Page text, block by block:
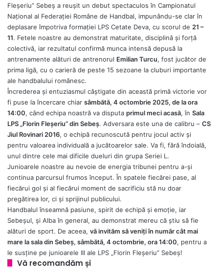
Fleșeriu” Sebeș a reușit un debut spectaculos în Campionatul
Național al Federației Române de Handbal, impunându-se clar în
deplasare împotriva formației LPS Cetate Deva, cu scorul de 21 –
11. Fetele noastre au demonstrat maturitate, disciplină și forță
colectivă, iar rezultatul confirmă munca intensă depusă la
antrenamente alături de antrenorul Emilian Turcu, fost jucător de
prima ligă, cu o carieră de peste 15 sezoane la cluburi importante
ale handbalului românesc.
Încrederea și entuziasmul câștigate din această primă victorie vor
fi puse la încercare chiar sâmbătă, 4 octombrie 2025, de la ora
14:00, când echipa noastră va disputa primul meci acasă, în Sala
LPS „Florin Fleșeriu” din Sebeș. Adversara este una de calibru – CS
Jiul Rovinari 2016, o echipă recunoscută pentru jocul activ și
pentru valoarea individuală a jucătoarelor sale. Va fi, fără îndoială,
unul dintre cele mai dificile dueluri din grupa Seriei L.
Junioarele noastre au nevoie de energia tribunei pentru a-și
continua parcursul frumos început. În spatele fiecărei pase, al
fiecărui gol și al fiecărui moment de sacrificiu stă nu doar
pregătirea lor, ci și sprijinul publicului.
Handbalul înseamnă pasiune, spirit de echipă și emoție, iar
Sebeșul, şi Alba în general, au demonstrat mereu că știu să fie
alături de sport. De aceea, văinvităm să veniți în număr cât mai
mare la sala din Sebeș, sâmbătă, 4 octombrie, ora 14:00, pentru a
le susține pe junioarele III ale LPS „Florin Fleșeriu” Sebeș!
Vă recomandăm și